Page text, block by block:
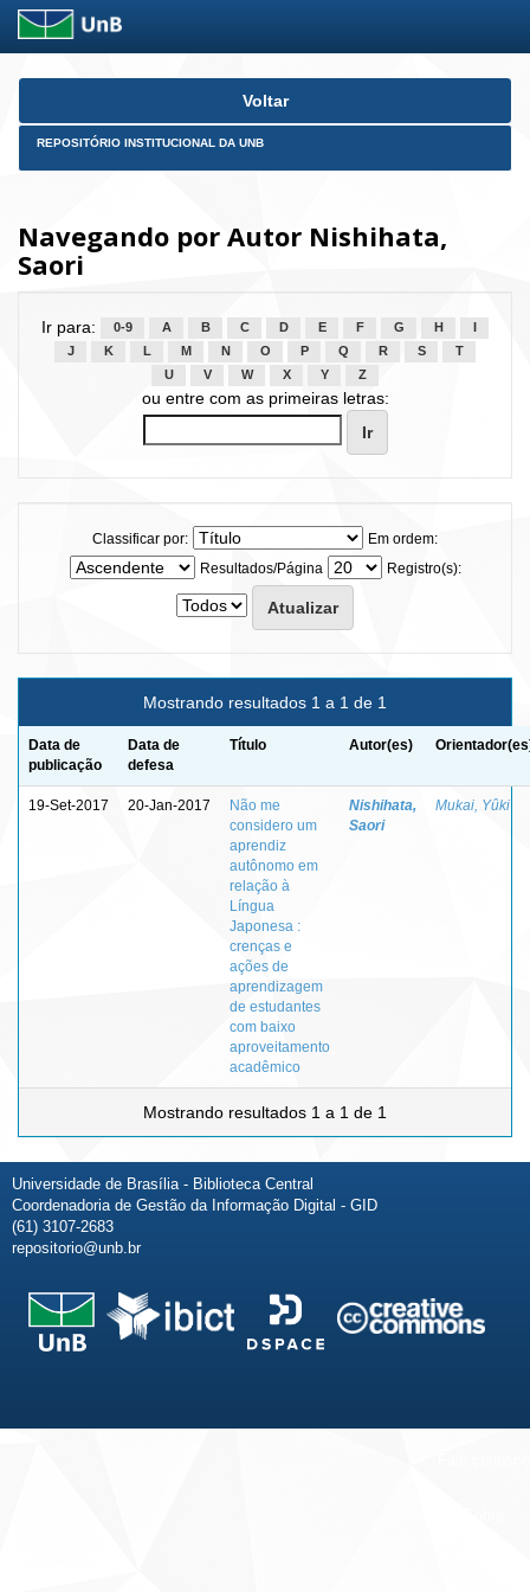
Skip
Voltar
REPOSITÓRIO INSTITUCIONAL DA UNB
Navegando por Autor Nishihata,
Saori
Ir para: 0-9 A B C D E F G H
J
K L M N O P Q R S
T
U
V W X Y Z
ou entre com as primeiras letras:
Classificar por:
Em ordem:
Resultados/Página
Registro(s):
Mostrando resultados 1 a 1 de 1
Data de
publicação
Data de
defesa
Título Autor(es)
19-Set-2017 20-Jan-2017
Não me
considero um
aprendiz
autônomo em
relação à
Língua
Japonesa :
crenças e
ações de
aprendizagem
de estudantes
com baixo
aproveitamento
acadêmico
Nishihata,
Saori
Mukai, Yûki
Mostrando resultados 1 a 1 de 1
Universidade de Brasília - Biblioteca Central
Coordenadoria de Gestão da Informação Digital - GID
(61) 3107-2683
repositorio@unb.br